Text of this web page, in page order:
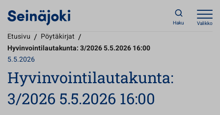
Haku Valikko
Etusivu / Pöytäkirjat /
Hyvinvointilautakunta: 3/2026 5.5.2026 16:00
5.5.2026
Hyvinvointilautakunta:
3/2026 5.5.2026 16:00